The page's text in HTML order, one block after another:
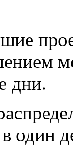
дни.
в один